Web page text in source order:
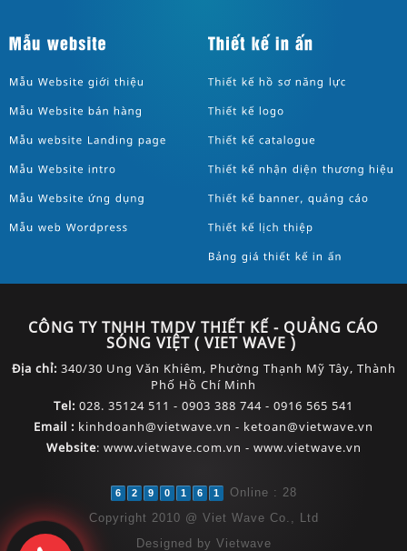
CÔNG TY TNHH TMDV THIẾT KẾ - QUẢNG CÁO
SÓNG VIỆT ( VIET WAVE )
Địa chỉ: 340/30 Ung Văn Khiêm, Phường Thạnh Mỹ Tây, Thành
Phố Hồ Chí Minh
Tel: 028. 35124 511 - 0903 388 744 - 0916 565 541
Email : kinhdoanh@vietwave.vn - ketoan@vietwave.vn
Website: www.vietwave.com.vn - www.vietwave.vn
6 2 9 0 1 6 1
Online : 28
Copyright 2010 @ Viet Wave Co., Ltd
Designed by Vietwave